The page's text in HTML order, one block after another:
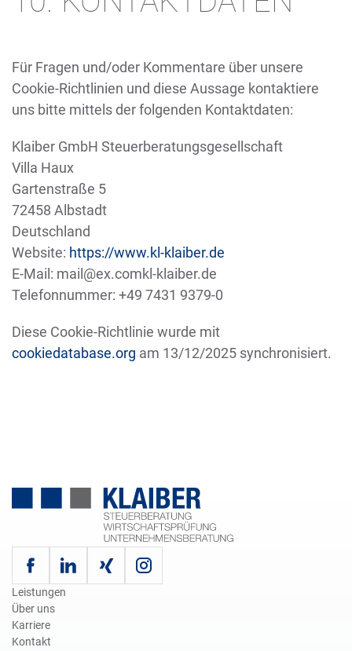
Für Fragen und/oder Kommentare über unsere
Cookie-Richtlinien und diese Aussage kontaktiere
uns bitte mittels der folgenden Kontaktdaten:
Klaiber GmbH Steuerberatungsgesellschaft
Villa Haux
Gartenstraße 5
72458 Albstadt
Deutschland
Website: https://www.kl-klaiber.de
E-Mail: mail@ex.comkl-klaiber.de
Telefonnummer: +49 7431 9379-0
Diese Cookie-Richtlinie wurde mit
cookiedatabase.org am 13/12/2025 synchronisiert.
Leistungen
Über uns
Karriere
Kontakt